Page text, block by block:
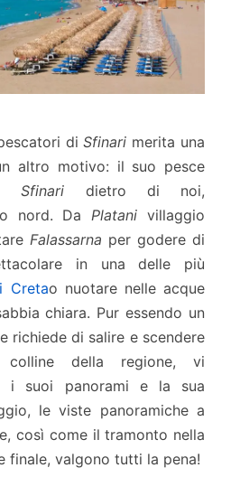
diSfinari merita una
altro motivo: il suo pesce
Sfinari dietro di noi,
nord. DaPlatani villaggio
Falassarna per godere di
in una delle più
Cretao nuotare nelle acque
chiara. Pur essendo un
richiede di salire e scendere
della regione, vi
i suoi panorami e la sua
le viste panoramiche a
così come il tramonto nella
finale, valgono tutti la pena!